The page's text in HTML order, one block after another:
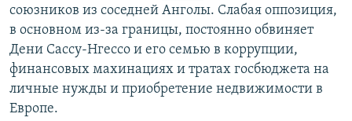
союзников из соседней Анголы. Слабая оппозиция,
в основном из-за границы, постоянно обвиняет
Дени Сассу-Нгессо и его семью в коррупции,
финансовых махинациях и тратах госбюджета на
личные нужды и приобретение недвижимости в
Европе.